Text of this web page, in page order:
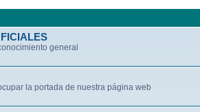
general
la portada de nuestra página web